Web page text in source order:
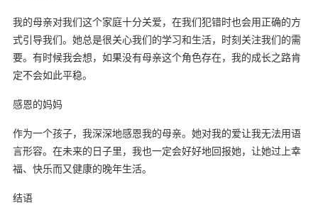
我的母亲对我们这个家庭十分关爱，在我们犯错时也会用正确的方
式引导我们。她总是很关心我们的学习和生活，时刻关注我们的需
要。有时候我会想，如果没有母亲这个角色存在，我的成长之路肯
定不会如此平稳。
感恩的妈妈
作为一个孩子，我深深地感恩我的母亲。她对我的爱让我无法用语
言形容。在未来的日子里，我也一定会好好地回报她，让她过上幸
福、快乐而又健康的晚年生活。
结语